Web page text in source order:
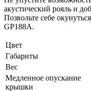
акустический рояль и
Позвольте себе
GP188A.
Цвет
Габариты
Вес
Медленное опускание
крышки